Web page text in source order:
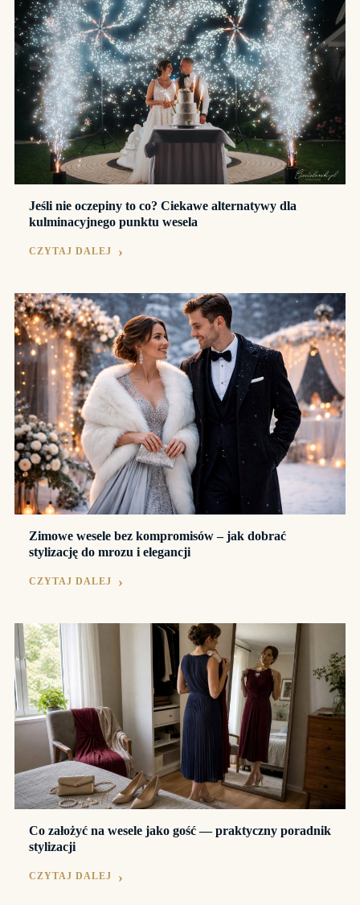
Jeśli nie oczepiny to co? Ciekawe alternatywy dla
kulminacyjnego punktu wesela
CZYTAJ DALEJ
Zimowe wesele bez kompromisów – jak dobrać
stylizację do mrozu i elegancji
CZYTAJ DALEJ
Co założyć na wesele jako gość — praktyczny poradnik
stylizacji
CZYTAJ DALEJ